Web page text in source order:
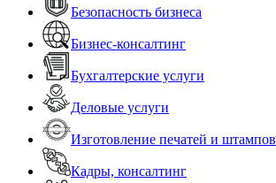
Безопасность бизнеса
Бизнес-консалтинг
Бухгалтерские услуги
Деловые услуги
Изготовление печатей и штампов
Кадры, консалтинг